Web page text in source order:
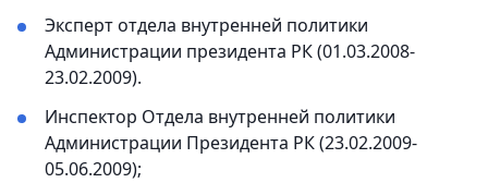
Эксперт отдела внутренней политики
Администрации президента РК (01.03.2008-
23.02.2009).
Инспектор Отдела внутренней политики
Администрации Президента РК (23.02.2009-
05.06.2009);